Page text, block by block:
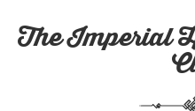
The Imperial